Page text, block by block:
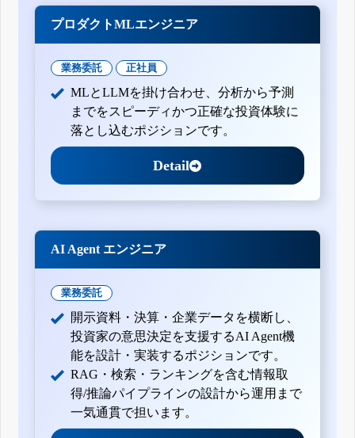
プロダクトMLエンジニア
業務委託 正社員
MLとLLMを掛け合わせ、分析から予測
までをスピーディかつ正確な投資体験に
落とし込むポジションです。
Detail
AI Agent エンジニア
業務委託
開示資料・決算・企業データを横断し、
投資家の意思決定を支援するAI Agent機
能を設計・実装するポジションです。
RAG・検索・ランキングを含む情報取
得/推論パイプラインの設計から運用まで
一気通貫で担います。